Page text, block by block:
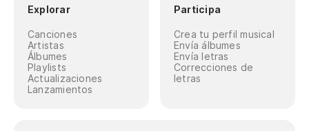
Explorar
Canciones
Artistas
Álbumes
Playlists
Actualizaciones
Lanzamientos
Participa
Crea tu perfil musical
Envía álbumes
Envía letras
Correcciones de
letras